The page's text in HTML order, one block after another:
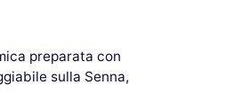
preparata con
sulla Senna,